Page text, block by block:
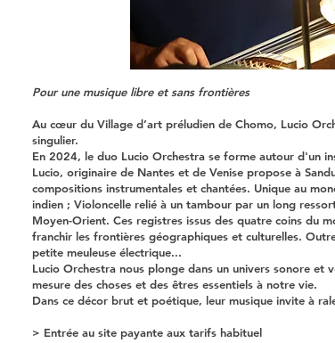
Pour une musique libre et sans frontières
Au cœur du Village d’art préludien de Chomo, Lucio
singulier.
En 2024, le duo Lucio Orchestra se forme autour d'un
Lucio, originaire de Nantes et de Venise propose à
compositions instrumentales et chantées. Unique au
indien ; Violoncelle relié à un tambour par un long
Moyen-Orient. Ces registres issus des quatre coins du
franchir les frontières géographiques et culturelles.
petite meuleuse électrique...
Lucio Orchestra nous plonge dans un univers sonore
mesure des choses et des êtres essentiels à notre vie.
Dans ce décor brut et poétique, leur musique invite à
> Entrée au site payante aux tarifs habituel